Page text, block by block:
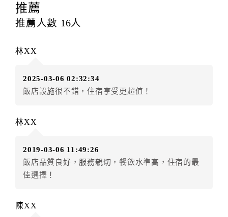
提出申辦不得異動訂單。
每筆訂單異動限定
辦理取消退款。
房者應補足差額。（限原訂飯店）
房者不得要求退其差額。（限原訂飯店）
額3個月
．訂房者使用「保留住宿金額」時，請注意！為避免飯
店客滿，敬請及早計畫，如逾時未提出申辦，視同無條
件放棄訂單（住宿權益）。 （限原訂飯店使用）
得辦理取消退款。
推薦
推薦人數 16人
林XX
2025-03-06 02:32:34
飯店設施很不錯，住宿享受更超值！
林XX
2019-03-06 11:49:26
飯店品質良好，服務親切，餐飲水準高，住宿的最
佳選擇！
陳XX